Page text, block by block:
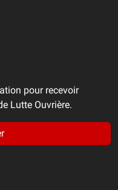
pour recevoir
Lutte Ouvrière.